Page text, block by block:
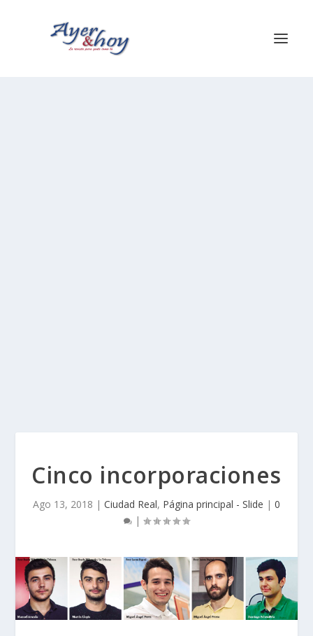
Cinco incorporaciones
Ago 13, 2018 | Ciudad Real, Página principal - Slide | 0
|